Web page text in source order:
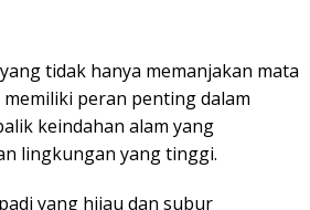
tidak hanya memanjakan mata
peran penting dalam
keindahan alam yang
lingkungan yang tinggi.
yang hijau dan subur